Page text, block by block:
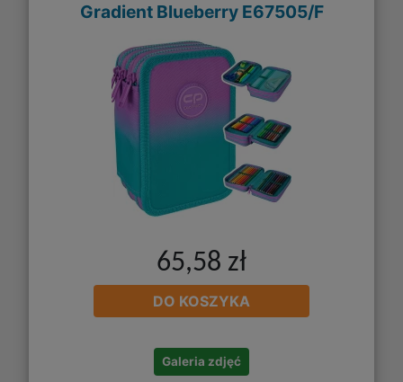
Gradient Blueberry E67505/F
65,58 zł
DO KOSZYKA
Galeria zdjęć